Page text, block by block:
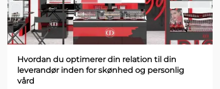
Hvordan du optimerer din relation til din
leverandør inden for skønhed og personlig
vård